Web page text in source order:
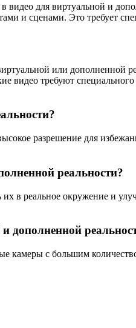
для виртуальной и
и сценами. Это требует
или дополненной
видео требуют
разрешение для
реальности?
в реальное окружение и
дополненной
камеры с большим